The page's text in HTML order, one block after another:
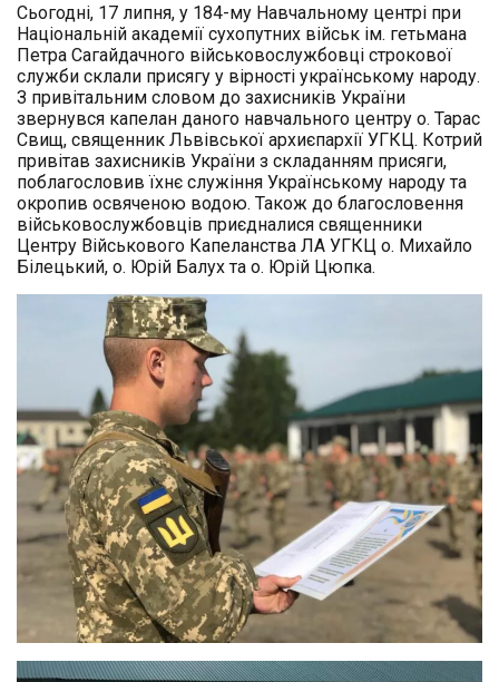
Сьогодні, 17 липня, у 184-му Навчальному центрі при
Національній академії сухопутних військ ім. гетьмана
Петра Сагайдачного військовослужбовці строкової
служби склали присягу у вірності українському народу.
З привітальним словом до захисників України
звернувся капелан даного навчального центру о. Тарас
Свищ, священник Львівської архиєпархії УГКЦ. Котрий
привітав захисників України з складанням присяги,
поблагословив їхнє служіння Українському народу та
окропив освяченою водою. Також до благословення
військовослужбовців приєдналися священники
Центру Військового Капеланства ЛА УГКЦ о. Михайло
Білецький, о. Юрій Балух та о. Юрій Цюпка.